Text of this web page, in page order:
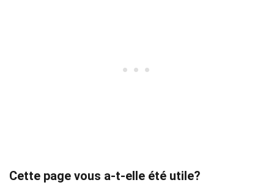
Cette page vous a-t-elle été utile?